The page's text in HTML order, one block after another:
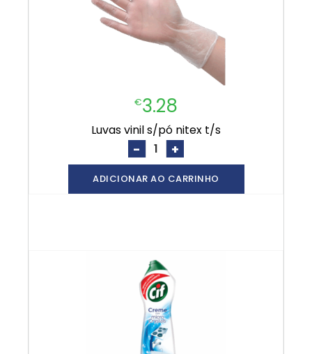
€3.28
luvas vinil s/pó nitex t/s
- +
ADICIONAR AO CARRINHO